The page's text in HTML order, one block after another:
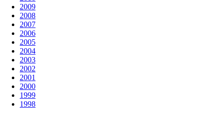
2009
2008
2007
2006
2005
2004
2003
2002
2001
2000
1999
1998